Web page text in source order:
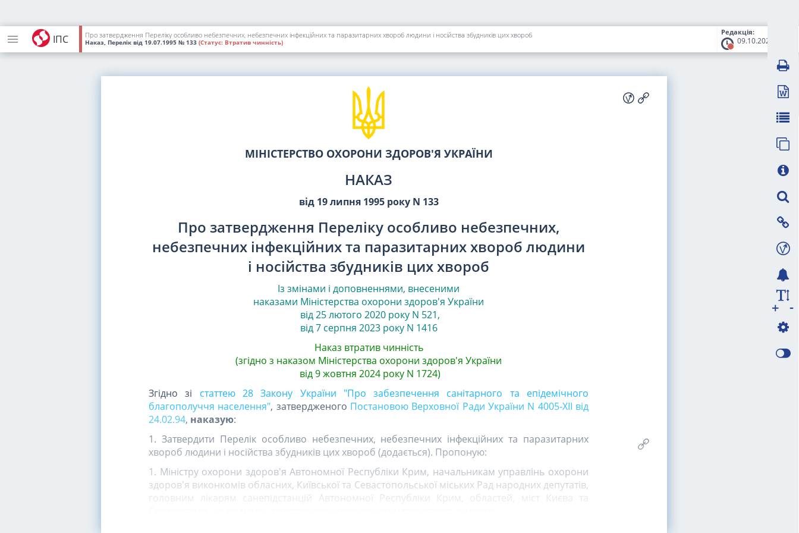
ІПС
Редакція:
09.10.2024
Про затвердження Переліку особливо небезпечних, небезпечних інфекційних та паразитарних хвороб людини і носійства збудників цих хвороб
Наказ, Перелік від 19.07.1995 № 133 (Статус: Втратив чинність)
МІНІСТЕРСТВО ОХОРОНИ ЗДОРОВ'Я УКРАЇНИ
НАКАЗ
від 19 липня 1995 року N 133
Про затвердження Переліку особливо небезпечних,
небезпечних інфекційних та паразитарних хвороб людини
і носійства збудників цих хвороб
Із змінами і доповненнями, внесеними
наказами Міністерства охорони здоров'я України
від 25 лютого 2020 року N 521,
від 7 серпня 2023 року N 1416
Наказ втратив чинність
(згідно з наказом Міністерства охорони здоров'я України
від 9 жовтня 2024 року N 1724)
Згідно зі статтею 28 Закону України "Про забезпечення санітарного та епідемічного
благополуччя населення", затвердженого Постановою Верховної Ради України N 4005-XII від
24.02.94, наказую:
1. Затвердити Перелік особливо небезпечних, небезпечних інфекційних та паразитарних
хвороб людини і носійства збудників цих хвороб (додається). Пропоную:
1. Міністру охорони здоров'я Автономної Республіки Крим, начальникам управлінь охорони
здоров'я виконкомів обласних, Київської та Севастопольської міських Рад народних депутатів,
головним лікарям санепідстанцій Автономної Республіки Крим, областей, міст Києва та
-
+